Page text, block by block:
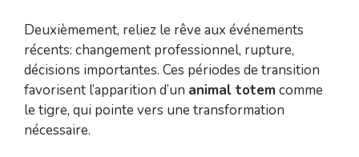
Deuxièmement, reliez le rêve aux événements
récents: changement professionnel, rupture,
décisions importantes. Ces périodes de transition
favorisent l’apparition d’un animal totemcomme
le tigre, qui pointe vers une transformation
nécessaire.